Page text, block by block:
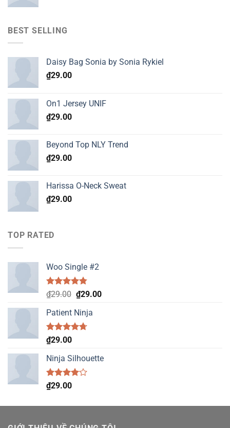
BEST SELLING
Daisy Bag Sonia by Sonia Rykiel
₫29.00
On1 Jersey UNIF
₫29.00
Beyond Top NLY Trend
₫29.00
Harissa O-Neck Sweat
₫29.00
TOP RATED
Woo Single #2
Rated4.75
out of 5
₫29.00 Original
was:
₫29.00.
₫29.00Current
Patient Ninja
Rated4.67
out of 5
₫29.00
Ninja Silhouette
Rated
4.00
₫29.00